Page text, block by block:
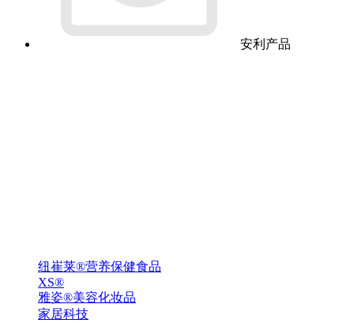
安利产品
纽崔莱®营养保健食品
XS®
雅姿®美容化妆品
家居科技